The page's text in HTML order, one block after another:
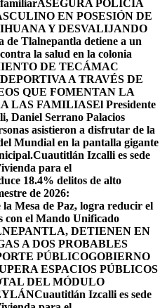
ASEGURA POLICÍA
EN POSESIÓN DE
Y DESVALIJANDO
de Tlalnepantla detiene a un
la salud en la colonia
DE TECÁMAC
A TRAVÉS DE
QUE FOMENTAN LA
LAS FAMILIASEl Presidente
Daniel Serrano Palacios
asistieron a disfrutar de la
Mundial en la pantalla gigante
Cuautitlán Izcalli es sede
para el
18.4% delitos de alto
de 2026:
la Mesa de Paz, logra reducir el
con el Mando Unificado
​DETIENEN EN
A DOS PROBABLES
PÚBLICOGOBIERNO
ESPACIOS PÚBLICOS
DEL MÓDULO
Cuautitlán Izcalli es sede